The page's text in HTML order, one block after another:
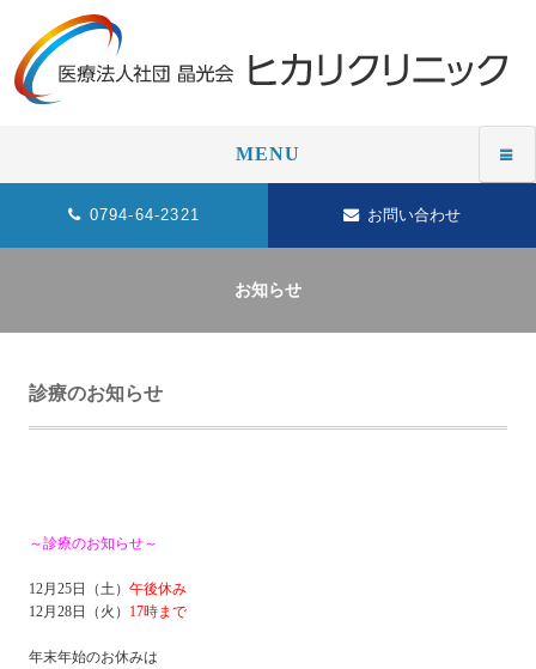
MENU
0794-64-2321 お問い合わせ
お知らせ
診療のお知らせ
～診療のお知らせ～
12月25日（土） 午後休み
12月28日（火） 17時まで
年末年始のお休みは